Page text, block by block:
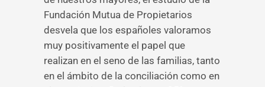
Fundación Mutua de Propietarios
desvela que los españoles valoramos
muy positivamente el papel que
realizan en el seno de las familias, tanto
en el ámbito de la conciliación como en